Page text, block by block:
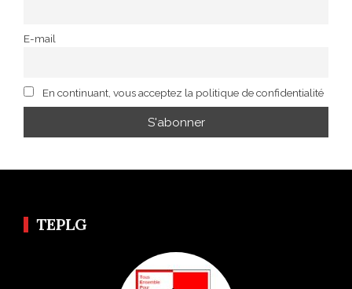
E-mail
En continuant, vous acceptez la politique de confidentialité
TEPLG